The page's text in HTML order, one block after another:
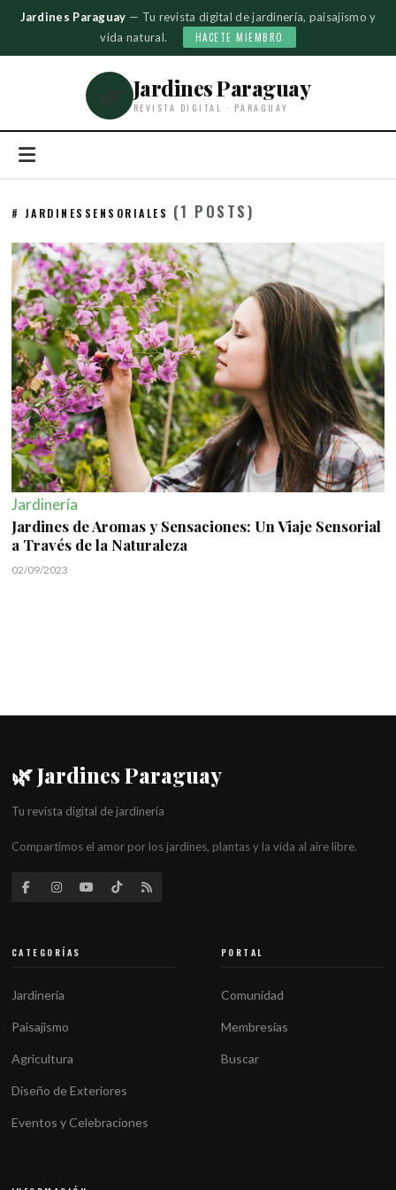
Jardines Paraguay — Tu revista digital de jardinería, paisajismo y
vida natural.
HACETE MIEMBRO
🌿 Jardines Paraguay
REVISTA DIGITAL · PARAGUAY
# JARDINESSENSORIALES (1 POSTS)
Jardinería
Jardines de Aromas y Sensaciones: Un Viaje Sensorial
a Través de la Naturaleza
02/09/2023
🌿 Jardines Paraguay
Tu revista digital de jardinería
Compartimos el amor por los jardines, plantas y la vida al aire libre.
CATEGORÍAS
Jardinería
Paisajismo
Agricultura
Diseño de Exteriores
Eventos y Celebraciones
PORTAL
Comunidad
Membresías
Buscar